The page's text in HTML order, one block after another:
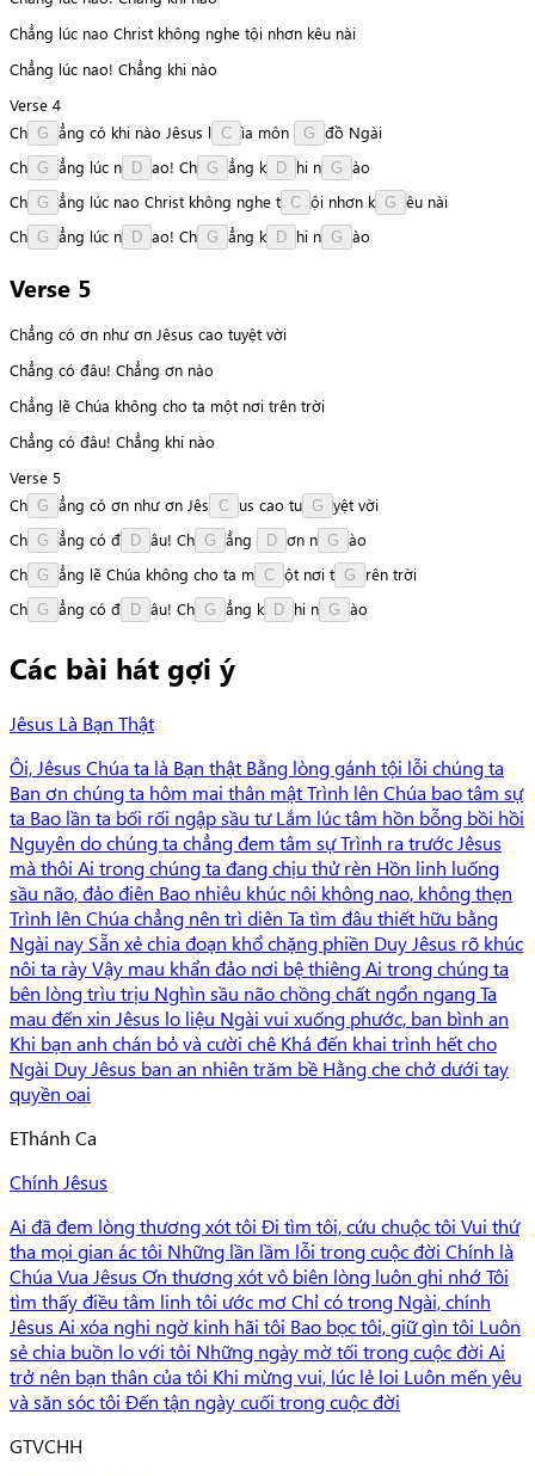
Chẳng lúc nao Christ không nghe tội nhơn kêu nài
Chẳng lúc nao! Chẳng khi nào
Verse 4
Ch G ẳng có khi nào Jêsus l C ìa môn G đồ Ngài
Ch G ẳng lúc n D ao! Ch G ẳng k D hi n G ào
Ch G ẳng lúc nao Christ không nghe t C ội nhơn k G êu nài
Ch G ẳng lúc n D ao! Ch G ẳng k D hi n G ào
Verse 5
Chẳng có ơn như ơn Jêsus cao tuyệt vời
Chẳng có đâu! Chẳng ơn nào
Chẳng lẽ Chúa không cho ta một nơi trên trời
Chẳng có đâu! Chẳng khi nào
Verse 5
Ch G ẳng có ơn như ơn Jês C us cao tu G yệt vời
Ch G ẳng có đ D âu! Ch G ẳng D ơn n G ào
Ch G ẳng lẽ Chúa không cho ta m C ột nơi t G rên trời
Ch G ẳng có đ D âu! Ch G ẳng k D hi n G ào
Các bài hát gợi ý
Jêsus Là Bạn Thật
Ôi, Jêsus Chúa ta là Bạn thật Bằng lòng gánh tội lỗi chúng ta
Ban ơn chúng ta hôm mai thân mật Trình lên Chúa bao tâm sự
ta Bao lần ta bối rối ngập sầu tư Lắm lúc tâm hồn bỗng bồi hồi
Nguyên do chúng ta chẳng đem tâm sự Trình ra trước Jêsus
mà thôi Ai trong chúng ta đang chịu thử rèn Hồn linh luống
sầu não, đảo điên Bao nhiêu khúc nôi không nao, không thẹn
Trình lên Chúa chẳng nên trì diên Ta tìm đâu thiết hữu bằng
Ngài nay Sẵn xẻ chia đoạn khổ chặng phiền Duy Jêsus rõ khúc
nôi ta rày Vậy mau khẩn đảo nơi bệ thiêng Ai trong chúng ta
bên lòng trìu trịu Nghìn sầu não chồng chất ngổn ngang Ta
mau đến xin Jêsus lo liệu Ngài vui xuống phước, ban bình an
Khi bạn anh chán bỏ và cười chê Khá đến khai trình hết cho
Ngài Duy Jêsus ban an nhiên trăm bề Hằng che chở dưới tay
quyền oai
EThánh Ca
Chính Jêsus
Ai đã đem lòng thương xót tôi Đi tìm tôi, cứu chuộc tôi Vui thứ
tha mọi gian ác tôi Những lần lầm lỗi trong cuộc đời Chính là
Chúa Vua Jêsus Ơn thương xót vô biên lòng luôn ghi nhớ Tôi
tìm thấy điều tâm linh tôi ước mơ Chỉ có trong Ngài, chính
Jêsus Ai xóa nghi ngờ kinh hãi tôi Bao bọc tôi, giữ gìn tôi Luôn
sẻ chia buồn lo với tôi Những ngày mờ tối trong cuộc đời Ai
trở nên bạn thân của tôi Khi mừng vui, lúc lẻ loi Luôn mến yêu
và săn sóc tôi Đến tận ngày cuối trong cuộc đời
GTVCHH